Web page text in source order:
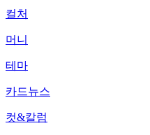
컬처
머니
테마
카드뉴스
컷&칼럼